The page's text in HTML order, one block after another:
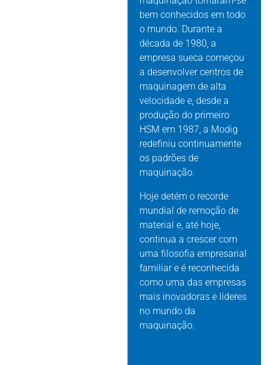
bem conhecidos em todo
o mundo. Durante a
década de 1980, a
empresa sueca começou
a desenvolver centros de
maquinagem de alta
velocidade e, desde a
produção do primeiro
HSM em 1987, a Modig
redefiniu continuamente
os padrões de
maquinação.
Hoje detém o recorde
mundial de remoção de
material e, até hoje,
continua a crescer com
uma filosofia empresarial
familiar e é reconhecida
como uma das empresas
mais inovadoras e líderes
no mundo da
maquinação.